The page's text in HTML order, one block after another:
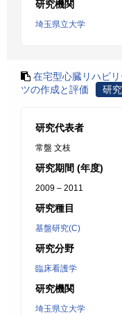
研究機関
埼玉県立大学
在宅型心臓リハビ
ツの作成と評価
研
研究代表者
常盤 文枝
研究期間 (年度)
2009 – 2011
研究種目
基盤研究(C)
研究分野
臨床看護学
研究機関
埼玉県立大学